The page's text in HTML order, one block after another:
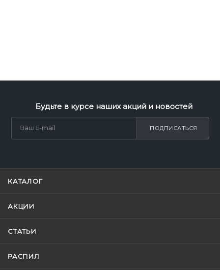
Будьте в курсе наших акций и новостей
ПОДПИСАТЬСЯ
КАТАЛОГ
АКЦИИ
СТАТЬИ
РАСПИЛ